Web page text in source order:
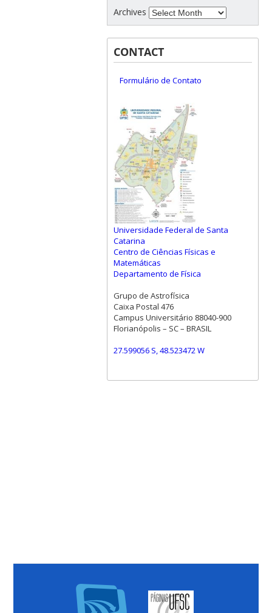
Archives
CONTACT
Formulário de Contato
Universidade Federal de Santa
Catarina
Centro de Ciências Físicas e
Matemáticas
Departamento de Física
Grupo de Astrofísica
Caixa Postal 476
Campus Universitário 88040-900
Florianópolis – SC – BRASIL
27.599056 S, 48.523472 W